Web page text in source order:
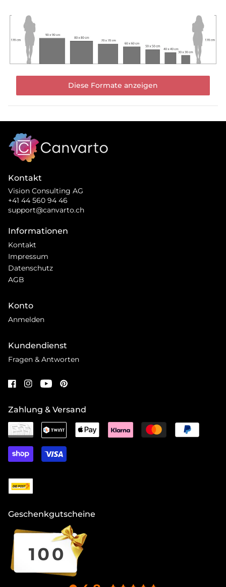
Diese Formate anzeigen
Kontakt
Vision Consulting AG
+41 44 560 94 46
support@canvarto.ch
Informationen
Kontakt
Impressum
Datenschutz
AGB
Konto
Anmelden
Kundendienst
Fragen & Antworten
Zahlung & Versand
Geschenkgutscheine